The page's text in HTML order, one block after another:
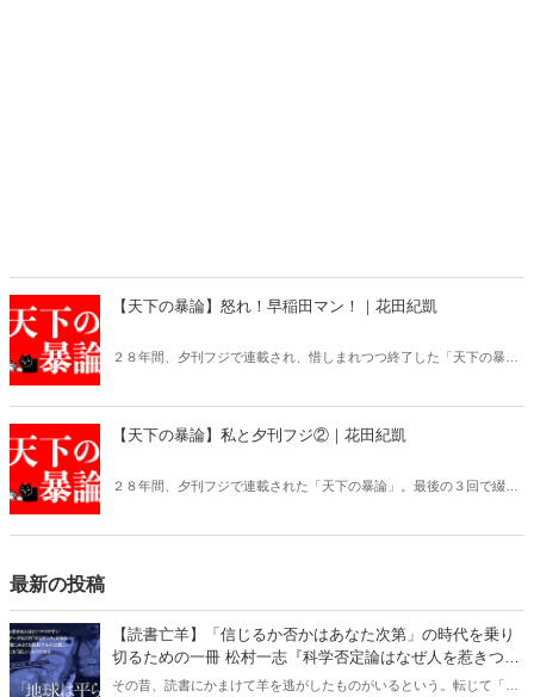
【天下の暴論】怒れ！早稲田マン！｜花田紀凱
２８年間、夕刊フジで連載され、惜しまれつつ終了した「天下の暴
【天下の暴論】私と夕刊フジ②｜花田紀凱
２８年間、夕刊フジで連載された「天下の暴論」。最後の３回で綴っ
最新の投稿
【読書亡羊】「信じるか否かはあなた次第」の時代を乗り
切るための一冊 松村一志『科学否定論はなぜ人を惹きつけ
るのか』（ちくま新書）｜梶原麻衣子
その昔、読書にかまけて羊を逃がしたものがいるという。転じて「読